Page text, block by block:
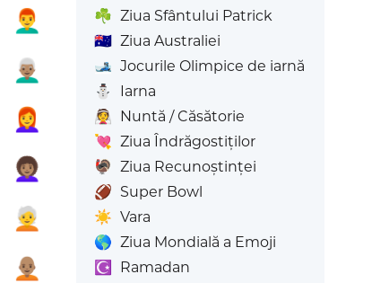
👨‍🦰
👨🏽‍🦳
👩‍🦰
👩🏽‍🦱
🧑‍🦳
🧑🏽‍🦲
☘️ Ziua Sfântului Patrick
🇦🇺 Ziua Australiei
🎿 Jocurile Olimpice de iarnă
⛄
Iarna
👰 Nuntă / Căsătorie
💘 Ziua Îndrăgostiților
🦃 Ziua Recunoștinței
🏈 Super Bowl
☀️ Vara
🌎 Ziua Mondială a Emoji
☪️
Ramadan